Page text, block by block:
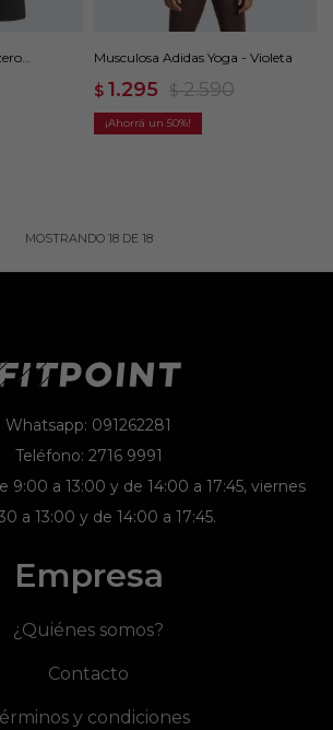
Musculosa Adidas Yoga - Violeta
$ 1.295 $ 2.590
50
MOSTRANDO 18DE 18
Whatsapp: 091262281
Teléfono: 2716 9991
9:00 a 13:00 y de 14:00 a 17:45, viernes
a 13:00 y de 14:00 a 17:45.
Empresa
¿Quiénes somos?
Contacto
y condiciones